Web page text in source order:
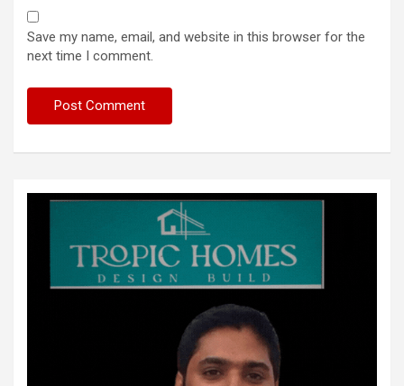
Save my name, email, and website in this browser for the
next time I comment.